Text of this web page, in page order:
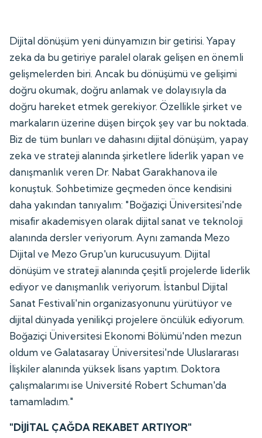
Dijital dönüşüm yeni dünyamızın bir getirisi. Yapay
zeka da bu getiriye paralel olarak gelişen en önemli
gelişmelerden biri. Ancak bu dönüşümü ve gelişimi
doğru okumak, doğru anlamak ve dolayısıyla da
doğru hareket etmek gerekiyor. Özellikle şirket ve
markaların üzerine düşen birçok şey var bu noktada.
Biz de tüm bunları ve dahasını dijital dönüşüm, yapay
zeka ve strateji alanında şirketlere liderlik yapan ve
danışmanlık veren Dr. Nabat Garakhanova ile
konuştuk. Sohbetimize geçmeden önce kendisini
daha yakından tanıyalım: "Boğaziçi Üniversitesi'nde
misafir akademisyen olarak dijital sanat ve teknoloji
alanında dersler veriyorum. Aynı zamanda Mezo
Dijital ve Mezo Grup'un kurucusuyum. Dijital
dönüşüm ve strateji alanında çeşitli projelerde liderlik
ediyor ve danışmanlık veriyorum. İstanbul Dijital
Sanat Festivali'nin organizasyonunu yürütüyor ve
dijital dünyada yenilikçi projelere öncülük ediyorum.
Boğaziçi Üniversitesi Ekonomi Bölümü'nden mezun
oldum ve Galatasaray Üniversitesi'nde Uluslararası
İlişkiler alanında yüksek lisans yaptım. Doktora
çalışmalarımı ise Université Robert Schuman'da
tamamladım."
"DİJİTAL ÇAĞDA REKABET ARTIYOR"